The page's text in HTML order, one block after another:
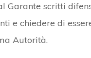
Garante scritti
e chiedere di
Autorità.